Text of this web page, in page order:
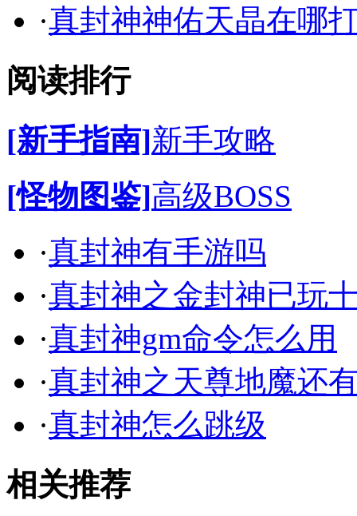
·真封神神佑天晶在哪
阅读排行
[新手指南]新手攻略
[怪物图鉴]高级BOSS
·真封神有手游吗
·真封神之金封神已玩
·真封神gm命令怎么用
·真封神之天尊地魔还
·真封神怎么跳级
相关推荐